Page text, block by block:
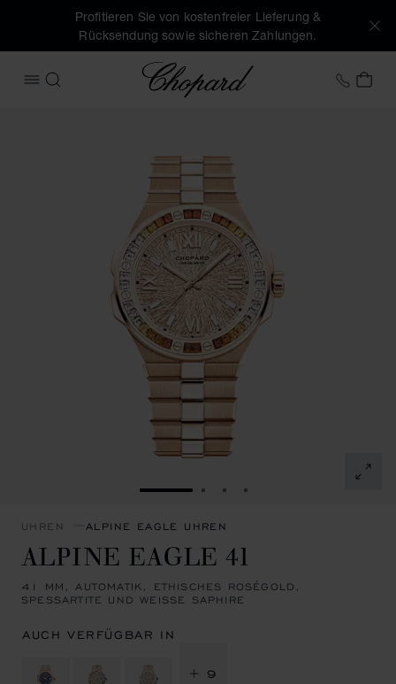
Profitieren Sie von kostenfreier Lieferung &
Rücksendung sowie sicheren Zahlungen.
MENÜ ÖFFNEN
SUCHEN
Chopard +49
ZUR FOLIE GEHEN 1
ZUR FOLIE GEHEN 2
ZUR FOLIE GEHEN 3
ZUR FOLIE GEHEN 4
UHREN ALPINE EAGLE UHREN
ALPINE EAGLE 41
41 MM, AUTOMATIK, ETHISCHES ROSÉGOLD,
SPESSARTITE UND WEISSE SAPHIRE
AUCH VERFÜGBAR IN
+ 9